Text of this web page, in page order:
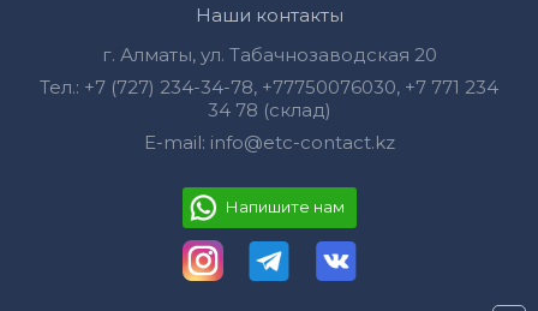
Наши контакты
г. Алматы, ул. Табачнозаводская 20
Тел.: +7 (727) 234-34-78, +77750076030‬, +7 771 234
34 78 (склад)
E-mail: info@etc-contact.kz